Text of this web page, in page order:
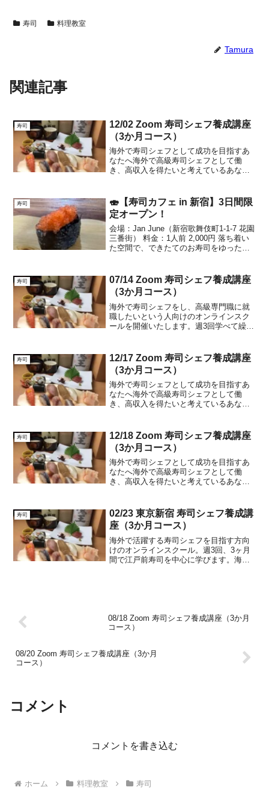
寿司 料理教室
Tamura
関連記事
寿司
12/02 Zoom 寿司シェフ養成講座
（3か月コース）
海外で寿司シェフとして成功を目指すあ
なたへ海外で高級寿司シェフとして働
き、高収入を得たいと考えているあなた
ログラムを提供しています。週3回のレッ
スンを通じて、自宅で繰り...
寿司
🍣【寿司カフェ in 新宿】3日間限
定オープン！
会場：Jan June（新宿歌舞伎町1-1-7 花園
三番街） 料金：1人前 2,000円 落ち着い
た空間で、できたてのお寿司をゆったり
たり味わう“寿司カ...
寿司
07/14 Zoom 寿司シェフ養成講座
（3か月コース）
海外で寿司シェフをし、高級専門職に就
職したいという人向けのオンラインスク
ールを開催いたします。週3回学べて繰り
バイでは月給80万円から150万円と非常に
高額で常に寿司シ...
寿司
12/17 Zoom 寿司シェフ養成講座
（3か月コース）
海外で寿司シェフとして成功を目指すあ
なたへ海外で高級寿司シェフとして働
き、高収入を得たいと考えているあなた
ログラムを提供しています。週3回のレッ
スンを通じて、自宅で繰り...
寿司
12/18 Zoom 寿司シェフ養成講座
（3か月コース）
海外で寿司シェフとして成功を目指すあ
なたへ海外で高級寿司シェフとして働
き、高収入を得たいと考えているあなた
ログラムを提供しています。週3回のレッ
スンを通じて、自宅で繰り...
寿司
02/23 東京新宿 寿司シェフ養成講
座（3か月コース）
海外で活躍する寿司シェフを目指す方向
けのオンラインスクール。週3回、3ヶ月
間で江戸前寿司を中心に学びます。海外
08/18 Zoom 寿司シェフ養成講座（3か月
コース）
08/20 Zoom 寿司シェフ養成講座（3か月
コース）
コメント
コメントを書き込む
ホーム 料理教室 寿司